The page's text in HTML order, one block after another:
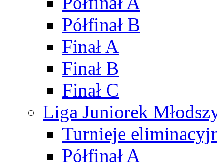
Półfinał B
Finał A
Finał B
Finał C
Liga Juniorek
Turnieje
Półfinał A